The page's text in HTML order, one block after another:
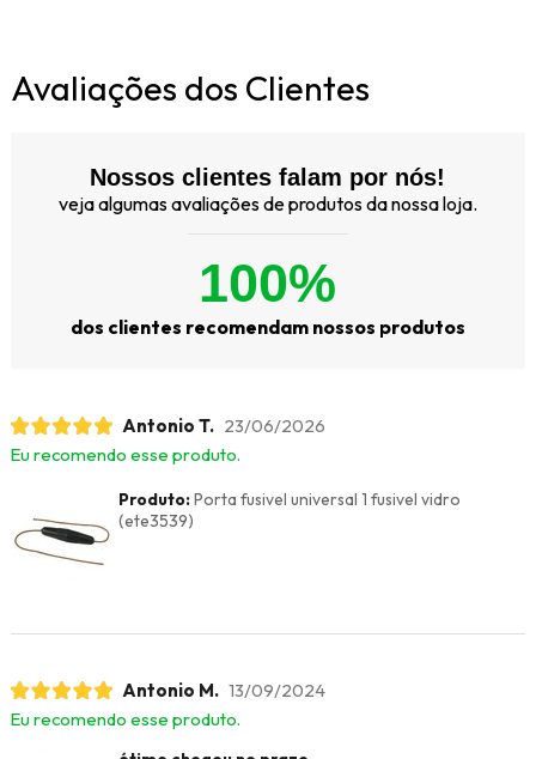
Avaliações dos Clientes
Nossos clientes falam por nós!
veja algumas avaliações de produtos da nossa loja.
100%
dos clientes recomendam nossos produtos
Antonio T. 23/06/2026
Eu recomendo esse produto.
Produto:Porta fusivel universal 1 fusivel vidro
(ete3539)
Antonio M. 13/09/2024
Eu recomendo esse produto.